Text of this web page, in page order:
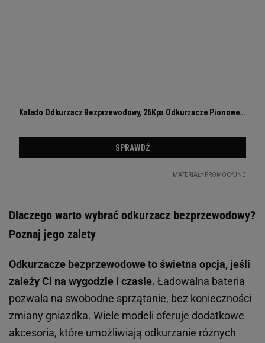
Dlaczego warto wybrać odkurzacz bezprzewodowy?
Poznaj jego zalety
Odkurzacze bezprzewodowe to świetna opcja, jeśli
zależy Ci na wygodzie i czasie. Ładowalna bateria
pozwala na swobodne sprzątanie, bez konieczności
zmiany gniazdka. Wiele modeli oferuje dodatkowe
akcesoria, które umożliwiają odkurzanie różnych